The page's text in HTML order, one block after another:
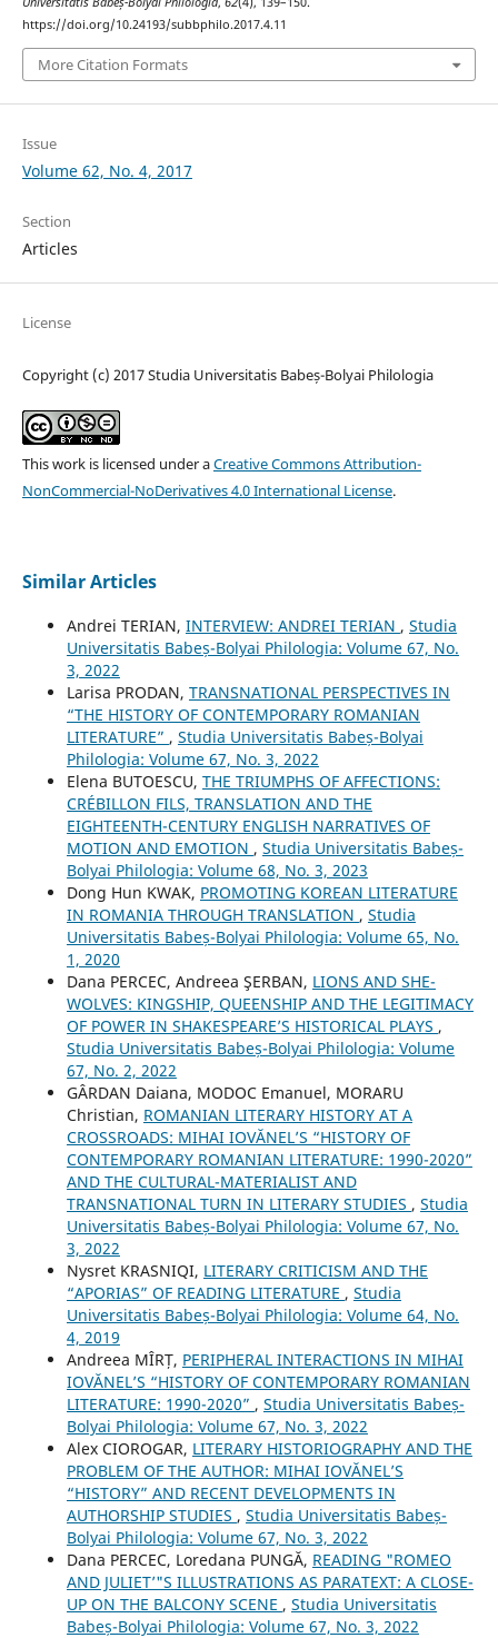
https://doi.org/10.24193/subbphilo.2017.4.11
More Citation Formats
Issue
Volume 62, No. 4, 2017
Section
Articles
License
Copyright (c) 2017 Studia Universitatis Babeș-Bolyai Philologia
This work is licensed under aCreative Commons Attribution-
NonCommercial-NoDerivatives 4.0 International License.
Similar Articles
Andrei TERIAN, INTERVIEW: ANDREI TERIAN , Studia
Universitatis Babeș-Bolyai Philologia: Volume 67, No.
3, 2022
Larisa PRODAN, TRANSNATIONAL PERSPECTIVES IN
“THE HISTORY OF CONTEMPORARY ROMANIAN
LITERATURE” , Studia Universitatis Babeș-Bolyai
Philologia: Volume 67, No. 3, 2022
Elena BUTOESCU, THE TRIUMPHS OF AFFECTIONS:
CRÉBILLON FILS, TRANSLATION AND THE
EIGHTEENTH-CENTURY ENGLISH NARRATIVES OF
MOTION AND EMOTION , Studia Universitatis Babeș-
Bolyai Philologia: Volume 68, No. 3, 2023
Dong Hun KWAK, PROMOTING KOREAN LITERATURE
IN ROMANIA THROUGH TRANSLATION , Studia
Universitatis Babeș-Bolyai Philologia: Volume 65, No.
1, 2020
Dana PERCEC, Andreea ŞERBAN, LIONS AND SHE-
WOLVES: KINGSHIP, QUEENSHIP AND THE LEGITIMACY
OF POWER IN SHAKESPEARE’S HISTORICAL PLAYS ,
Studia Universitatis Babeș-Bolyai Philologia: Volume
67, No. 2, 2022
GÂRDAN Daiana, MODOC Emanuel, MORARU
Christian, ROMANIAN LITERARY HISTORY AT A
CROSSROADS: MIHAI IOVĂNEL’S “HISTORY OF
CONTEMPORARY ROMANIAN LITERATURE: 1990-2020”
AND THE CULTURAL-MATERIALIST AND
TRANSNATIONAL TURN IN LITERARY STUDIES , Studia
Universitatis Babeș-Bolyai Philologia: Volume 67, No.
3, 2022
Nysret KRASNIQI, LITERARY CRITICISM AND THE
“APORIAS” OF READING LITERATURE , Studia
Universitatis Babeș-Bolyai Philologia: Volume 64, No.
4, 2019
Andreea MÎRȚ, PERIPHERAL INTERACTIONS IN MIHAI
IOVĂNEL’S “HISTORY OF CONTEMPORARY ROMANIAN
LITERATURE: 1990-2020” , Studia Universitatis Babeș-
Bolyai Philologia: Volume 67, No. 3, 2022
Alex CIOROGAR, LITERARY HISTORIOGRAPHY AND THE
PROBLEM OF THE AUTHOR: MIHAI IOVĂNEL’S
“HISTORY” AND RECENT DEVELOPMENTS IN
AUTHORSHIP STUDIES , Studia Universitatis Babeș-
Bolyai Philologia: Volume 67, No. 3, 2022
Dana PERCEC, Loredana PUNGĂ, READING "ROMEO
AND JULIET’"S ILLUSTRATIONS AS PARATEXT: A CLOSE-
UP ON THE BALCONY SCENE , Studia Universitatis
Babeș-Bolyai Philologia: Volume 67, No. 3, 2022